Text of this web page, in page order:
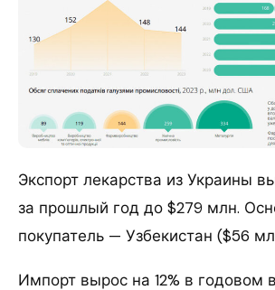
Экспорт лекарства из Украины
за прошлый год до $279 млн.
покупатель — Узбекистан ($56
Импорт вырос на 12% в годовом